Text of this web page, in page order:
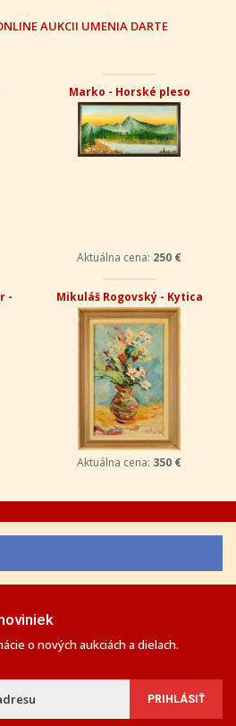
AUKCII UMENIA DARTE
Marko - Horské pleso
Aktuálna cena: 250 €
-
Mikuláš Rogovský - Kytica
Aktuálna cena: 350 €
o nových aukciách a dielach.